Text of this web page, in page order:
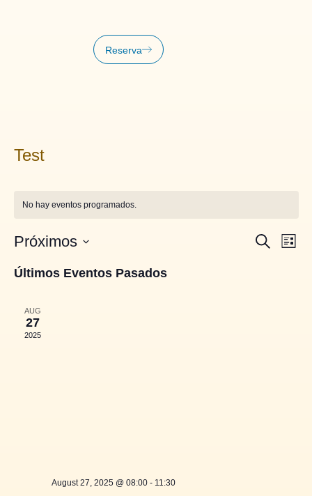
Reserva
Test
No hay eventos programados.
Buscar
de
Lista
Próximos
la
fecha.
Últimos Eventos Pasados
AUG
27
2025
August 27, 2025 @ 08:00- 11:30